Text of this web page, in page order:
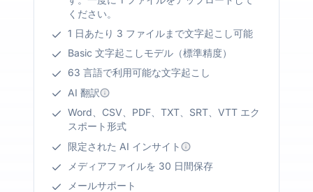
ください。
1 日あたり 3 ファイルまで文字起こし可能
Basic 文字起こしモデル（標準精度）
63 言語で利用可能な文字起こし
AI 翻訳
Word、CSV、PDF、TXT、SRT、VTT エク
スポート形式
限定された AI インサイト
メディアファイルを 30 日間保存
メールサポート